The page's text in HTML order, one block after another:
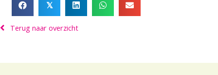
𝕏
Terug naar overzicht